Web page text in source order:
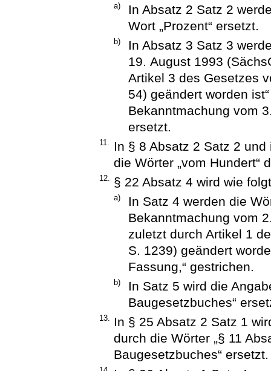
a)
In Absatz 2 Satz 2
Wort „Prozent“ ersetzt.
b)
In Absatz 3 Satz 3
19. August 1993
Artikel 3 des Gesetzes
54) geändert worden
Bekanntmachung vom
ersetzt.
11.
In § 8 Absatz 2 Satz 2
die Wörter „vom Hundert“
12. § 22 Absatz 4 wird wie
a)
In Satz 4 werden die
Bekanntmachung vom
zuletzt durch Artikel 1
S. 1239) geändert
Fassung,“ gestrichen.
b)
In Satz 5 wird die
Baugesetzbuches“
13.
In § 25 Absatz 2 Satz 1
durch die Wörter „§ 11
Baugesetzbuches“ ersetzt.